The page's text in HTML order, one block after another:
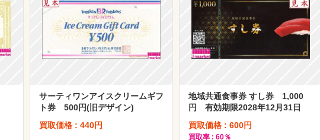
サーティワンアイスクリームギフ
ト券 500円(旧デザイン)
買取価格 : 440円
地域共通食事券 すし券 1,000
円 有効期限2028年12月31日
買取価格 : 600円
買取率 : 60％